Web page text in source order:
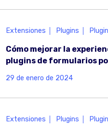
Extensiones Plugins
Cómo mejorar la
plugins de formularios
29 de enero de 2024
Extensiones Plugins